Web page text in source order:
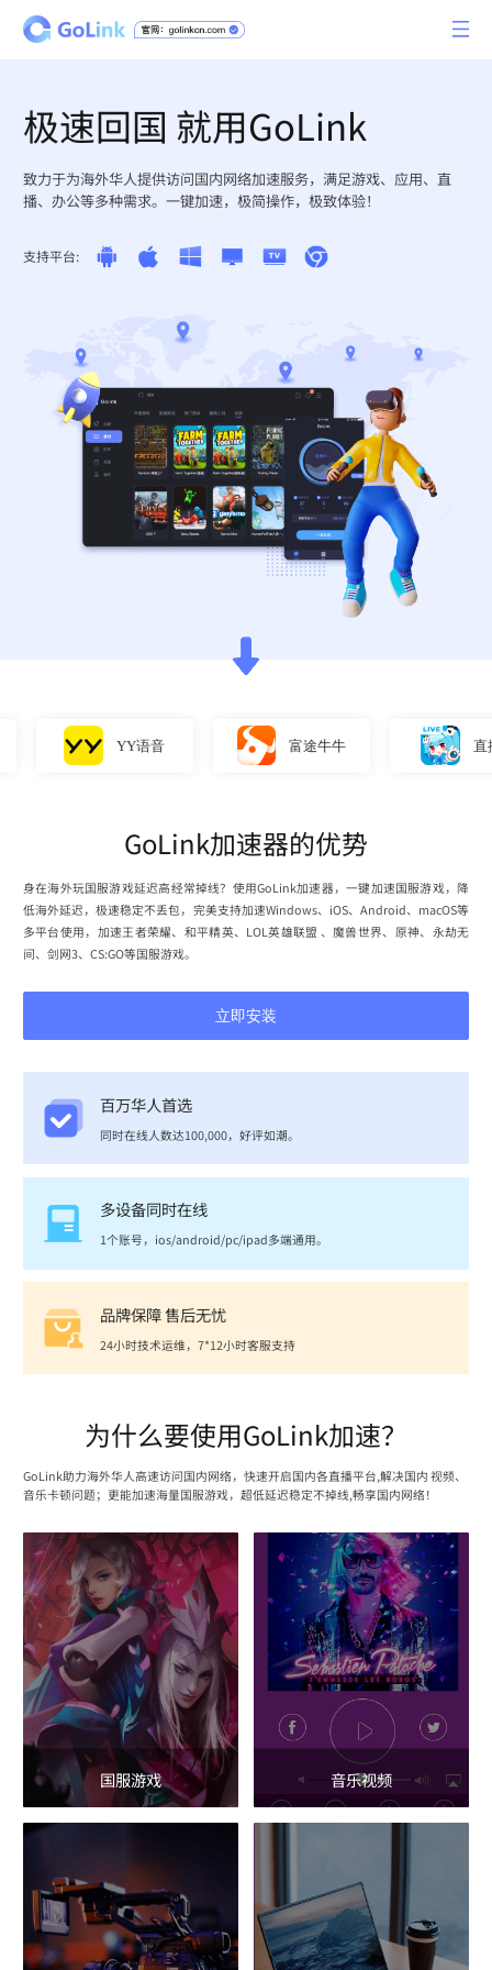
极速回国 就用GoLink
致力于为海外华人提供访问国内网络加速服务，满足游戏、应用、直
播、办公等多种需求。一键加速，极简操作，极致体验！
支持平台:
YY语音 富途牛牛 直播姬
GoLink加速器的优势
身在海外玩国服游戏延迟高经常掉线？使用GoLink加速器，一键加速国服游戏，降
低海外延迟，极速稳定不丢包，完美支持加速Windows、iOS、Android、macOS等
多平台使用，加速王者荣耀、和平精英、LOL英雄联盟 、魔兽世界、原神、永劫无
间、剑网3、CS:GO等国服游戏。
立即安装
百万华人首选
同时在线人数达100,000，好评如潮。
多设备同时在线
1个账号，ios/android/pc/ipad多端通用。
品牌保障 售后无忧
24小时技术运维，7*12小时客服支持
为什么要使用GoLink加速？
GoLink助力海外华人高速访问国内网络，快速开启国内各直播平台,解决国内 视频、
音乐卡顿问题；更能加速海量国服游戏，超低延迟稳定不掉线,畅享国内网络！
国服游戏 音乐视频